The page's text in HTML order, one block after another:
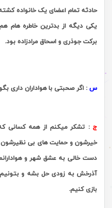
حادثه تمام اعضای یک خانواده
یکی دیگه از بدترین خاطره هام
برکت جوذری و اسحاق مرادزاده بود.
س : اگر صحبتی با هواداران داری
ج: تشکر میکنم از همه کسانى
خیرشون و حمایت هاى بى
دست خالى به عشق شهر و
آذرخش به زودى حل بشه و
بازى کنیم.